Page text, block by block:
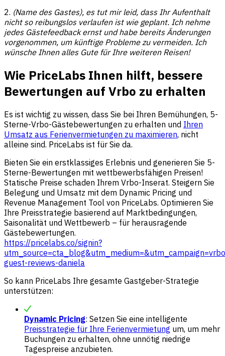
2. (Name des Gastes), es tut mir leid, dass Ihr Aufenthalt
nicht so reibungslos verlaufen ist wie geplant. Ich nehme
jedes Gästefeedback ernst und habe bereits Änderungen
vorgenommen, um künftige Probleme zu vermeiden. Ich
wünsche Ihnen alles Gute für Ihre weiteren Reisen!
Wie PriceLabs Ihnen hilft, bessere
Bewertungen auf Vrbo zu erhalten
Es ist wichtig zu wissen, dass Sie bei Ihren Bemühungen, 5-
Sterne-Vrbo-Gästebewertungen zu erhalten und Ihren
Umsatz aus Ferienvermietungen zu maximieren, nicht
alleine sind. PriceLabs ist für Sie da.
Bieten Sie ein erstklassiges Erlebnis und generieren Sie 5-
Sterne-Bewertungen mit wettbewerbsfähigen Preisen!
Statische Preise schaden Ihrem Vrbo-Inserat. Steigern Sie
Belegung und Umsatz mit dem Dynamic Pricing und
Revenue Management Tool von PriceLabs. Optimieren Sie
Ihre Preisstrategie basierend auf Marktbedingungen,
Saisonalität und Wettbewerb – für herausragende
Gästebewertungen.
https://pricelabs.co/signin?
guest-reviews-daniela
So kann PriceLabs Ihre gesamte Gastgeber-Strategie
unterstützen:
Dynamic Pricing: Setzen Sie eine intelligente
Preisstrategie für Ihre Ferienvermietung um, um mehr
Buchungen zu erhalten, ohne unnötig niedrige
Tagespreise anzubieten.